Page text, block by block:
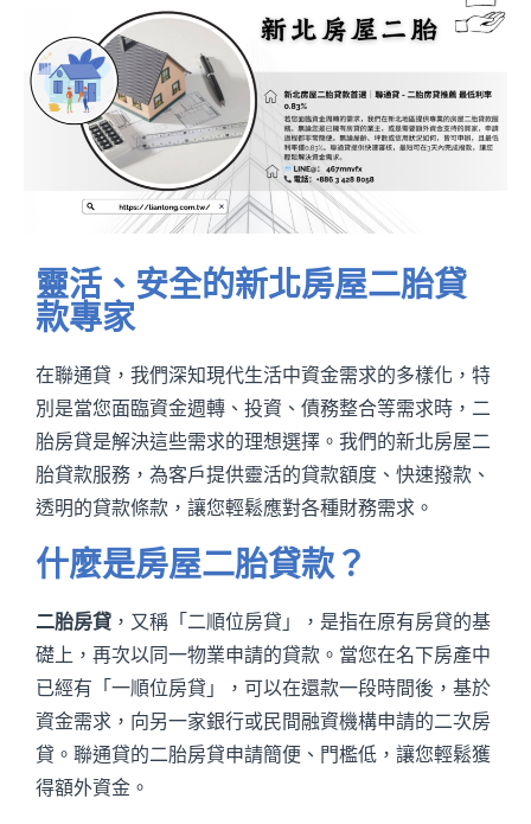
靈活、安全的新北房屋二胎貸
款專家
在聯通貸，我們深知現代生活中資金需求的多樣化，特
別是當您面臨資金週轉、投資、債務整合等需求時，二
胎房貸是解決這些需求的理想選擇。我們的新北房屋二
胎貸款服務，為客戶提供靈活的貸款額度、快速撥款、
透明的貸款條款，讓您輕鬆應對各種財務需求。
什麼是房屋二胎貸款？
二胎房貸 ，又稱「二順位房貸」，是指在原有房貸的基
礎上，再次以同一物業申請的貸款。當您在名下房產中
已經有「一順位房貸」，可以在還款一段時間後，基於
資金需求，向另一家銀行或民間融資機構申請的二次房
貸。聯通貸的二胎房貸申請簡便、門檻低，讓您輕鬆獲
得額外資金。